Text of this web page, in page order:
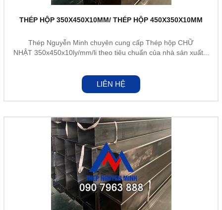
THÉP HỘP 350X450X10MM/ THÉP HỘP 450X350X10MM
Thép Nguyễn Minh chuyên cung cấp Thép hộp CHỮ
NHẬT 350x450x10ly/mm/li theo tiêu chuẩn của nhà sản xuất...
LIÊN HỆ